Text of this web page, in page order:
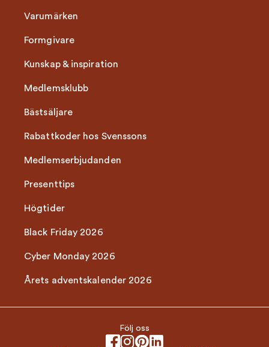
Varumärken
Formgivare
Kunskap & inspiration
Medlemsklubb
Bästsäljare
Rabattkoder hos Svenssons
Medlemserbjudanden
Presenttips
Högtider
Black Friday 2026
Cyber Monday 2026
Årets adventskalender 2026
Följ oss